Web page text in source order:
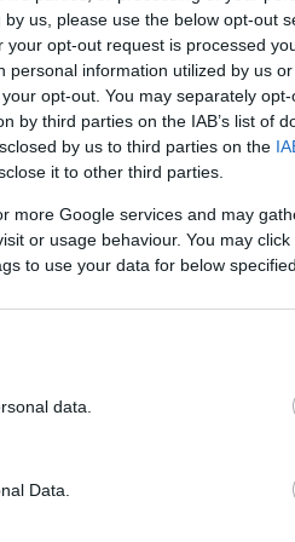
us, please use the below opt-out
opt-out request is processed
information utilized by us
opt-out. You may separately
by third parties on the IAB’s list of
by us to third parties on the
it to other third parties.
more Google services and may
or usage behaviour. You may
to use your data for below
data.
Data.
παραδόσεις όπλων
τόνισε.
από το Κογκρέσο του
βοήθειας προς την
καθώς και δεσμεύσεις
χώρες, ανάμεσά τους η